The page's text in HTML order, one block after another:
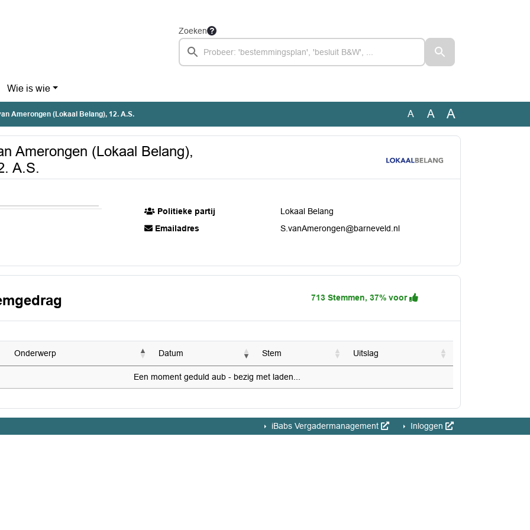
Zoeken
Wie is wie
Amerongen (Lokaal Belang), 12. A.S. A A A
Amerongen (Lokaal Belang),
A.S.
Politieke partij
Lokaal Belang
Emailadres
S.vanAmerongen@barneveld.nl
713 Stemmen, 37% voor
Onderwerp Datum Stem Uitslag
Een moment geduld aub - bezig met laden...
iBabs Vergadermanagement Inloggen